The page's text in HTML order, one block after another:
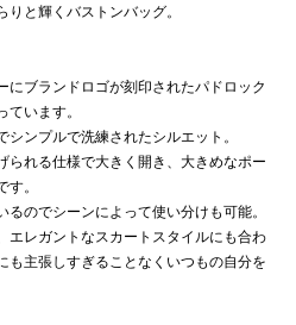
と輝くバストンバッグ。
にブランドロゴが刻印されたパドロック
います。
ンプルで洗練されたシルエット。
られる仕様で大きく開き、大きめなポー
。
のでシーンによって使い分けも可能。
エレガントなスカートスタイルにも合わ
も主張しすぎることなくいつもの自分を